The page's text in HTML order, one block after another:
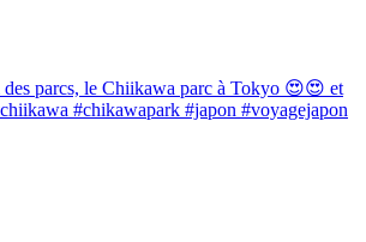
parcs, le Chiikawa parc à Tokyo 😍😍 et
#chikawapark #japon #voyagejapon